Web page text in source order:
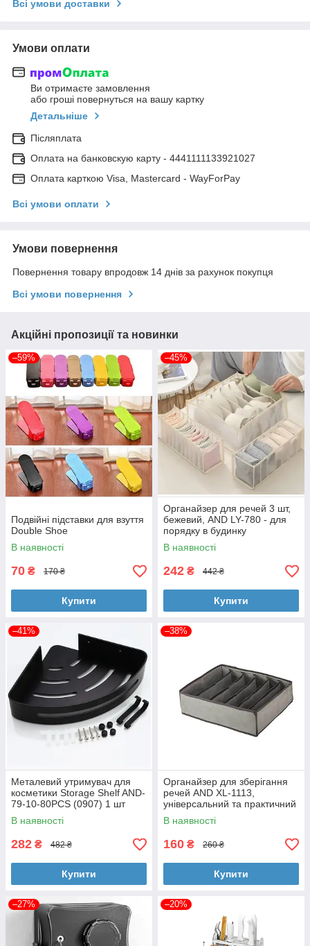
Всі умови доставки
Умови оплати
Ви отримаєте замовлення
або гроші повернуться на вашу картку
Детальніше
Післяплата
Оплата на банковскую карту - 4441111133921027
Оплата карткою Visa, Mastercard - WayForPay
Всі умови оплати
Умови повернення
Повернення товару впродовж 14 днів за рахунок покупця
Всі умови повернення
Акційні пропозиції та новинки
–59%
Подвійні підставки для взуття
Double Shoe
В наявності
70 ₴ 170 ₴
Купити
–45%
Органайзер для речей 3 шт,
бежевий, AND LY-780 - для
порядку в будинку
В наявності
242 ₴ 442 ₴
Купити
–41%
Металевий утримувач для
косметики Storage Shelf AND-
79-10-80PCS (0907) 1 шт
В наявності
282 ₴ 482 ₴
Купити
–38%
Органайзер для зберігання
речей AND XL-1113,
універсальний та практичний
В наявності
160 ₴ 260 ₴
Купити
–27% –20%